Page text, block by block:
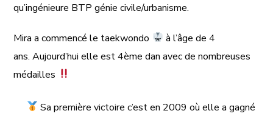
qu’ingénieure BTP génie civile/urbanisme.
Mira a commencé le taekwondo
à l’âge de 4
ans. Aujourd’hui elle est 4ème dan avec de nombreuses
médailles
Sa première victoire c’est en 2009 où elle a gagné